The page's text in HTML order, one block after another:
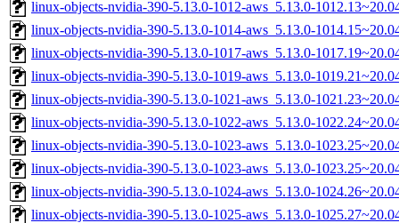
linux-objects-nvidia-390-5.13.0-1012-aws_5.13.0-
linux-objects-nvidia-390-5.13.0-1014-aws_5.13.0-
linux-objects-nvidia-390-5.13.0-1017-aws_5.13.0-
linux-objects-nvidia-390-5.13.0-1019-aws_5.13.0-
linux-objects-nvidia-390-5.13.0-1021-aws_5.13.0-
linux-objects-nvidia-390-5.13.0-1022-aws_5.13.0-
linux-objects-nvidia-390-5.13.0-1023-aws_5.13.0-
linux-objects-nvidia-390-5.13.0-1023-aws_5.13.0-
linux-objects-nvidia-390-5.13.0-1024-aws_5.13.0-
linux-objects-nvidia-390-5.13.0-1025-aws_5.13.0-